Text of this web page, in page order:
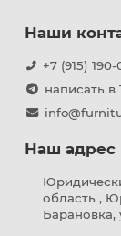
Наши
+7 (915) 190-
написать в
Наш адрес
область ,
Барановка,